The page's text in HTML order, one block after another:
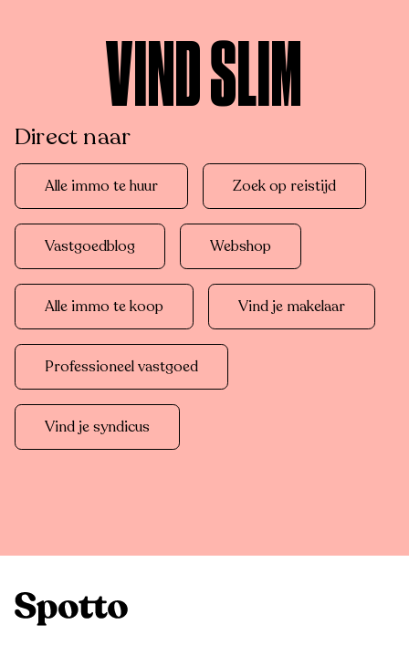
VIND SLIM
Direct naar
Alle immo te huur Zoek op reistijd
Vastgoedblog Webshop
Alle immo te koop Vind je makelaar
Professioneel vastgoed
Vind je syndicus